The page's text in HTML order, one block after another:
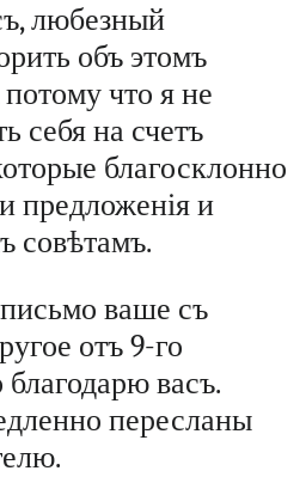
любезный
объ этомъ
потому что я не
себя на счетъ
благосклонно
предложенія и
совѣтамъ.
ваше съ
отъ 9-го
васъ.
пересланы